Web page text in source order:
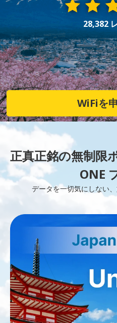
28,382
WiFiを
正真正銘の無制限
ONE
データを一切気にしない